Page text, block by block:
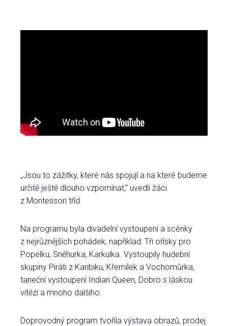
„Jsou to zážitky, které nás spojují a na které budeme
určitě ještě dlouho vzpomínat,“ uvedli žáci
z Montessori tříd.
Na programu byla divadelní vystoupení a scénky
z nejrůznějších pohádek, například: Tři ořísky pro
Popelku, Sněhurka, Karkulka. Vystoupily hudební
skupiny Piráti z Karibiku, Křemílek a Vochomůrka,
taneční vystoupení Indian Queen, Dobro s láskou
vítězí a mnoho dalšího.
Doprovodný program tvořila výstava obrazů, prodej